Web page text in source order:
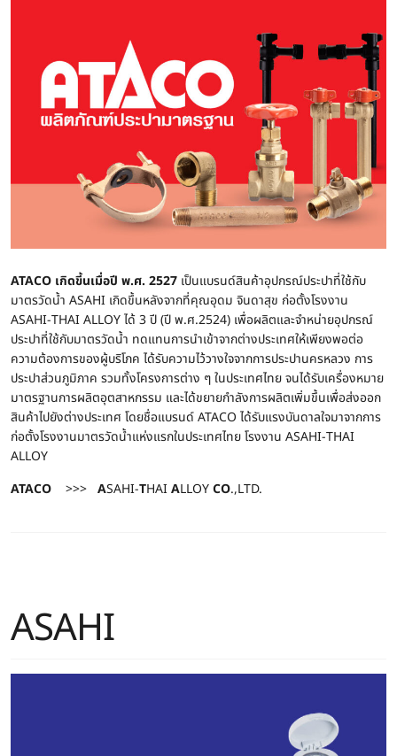
ATACO เกิดขี้นเมื่อปี พ.ศ. 2527 เป็นแบรนด์สินค้าอุปกรณ์ประปาที่ใช้กับ
มาตรวัดน้ำ ASAHI เกิดขึ้นหลังจากที่คุณอุดม จินดาสุข ก่อตั้งโรงงาน
ASAHI-THAI ALLOY ได้ 3 ปี (ปี พ.ศ.2524) เพื่อผลิตและจำหน่ายอุปกรณ์
ประปาที่ใช้กับมาตรวัดน้ำ ทดแทนการนำเข้าจากต่างประเทศให้เพียงพอต่อ
ความต้องการของผู้บริโภค ได้รับความไว้วางใจจากการประปานครหลวง การ
ประปาส่วนภูมิภาค รวมทั้งโครงการต่าง ๆ ในประเทศไทย จนได้รับเครื่องหมาย
มาตรฐานการผลิตอุตสาหกรรม และได้ขยายกำลังการผลิตเพิ่มขึ้นเพื่อส่งออก
สินค้าไปยังต่างประเทศ โดยชื่อแบรนด์ ATACO ได้รับแรงบันดาลใจมาจากการ
ก่อตั้งโรงงานมาตรวัดน้ำแห่งแรกในประเทศไทย โรงงาน ASAHI-THAI
ALLOY
ATACO >>> ASAHI-THAIALLOYCO.,LTD.
ASAHI